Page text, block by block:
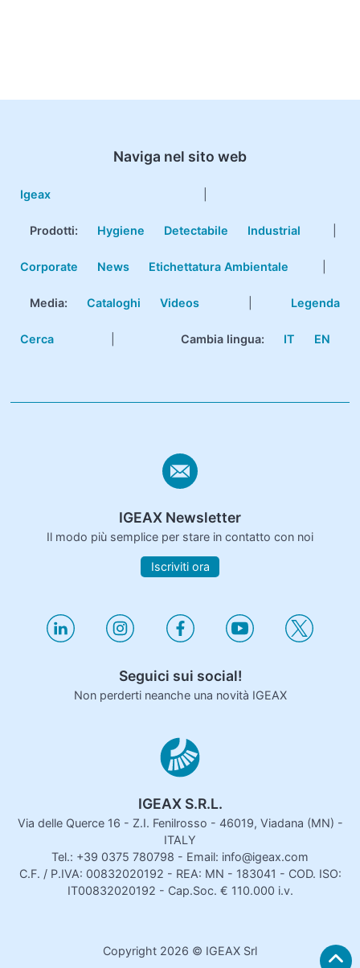
Naviga nel sito web
Igeax
Prodotti: Hygiene Detectabile Industrial
Corporate News Etichettatura Ambientale
Media: Cataloghi Videos Legenda
Cerca Cambia lingua: IT EN
IGEAX Newsletter
Il modo più semplice per stare in contatto con noi
Iscriviti ora
Seguici sui social!
Non perderti neanche una novità IGEAX
IGEAX S.R.L.
Via delle Querce 16 - Z.I. Fenilrosso - 46019, Viadana (MN) -
ITALY
Tel.: +39 0375 780798 - Email: info@igeax.com
C.F. / P.IVA: 00832020192 - REA: MN - 183041 - COD. ISO:
IT00832020192 - Cap.Soc. € 110.000 i.v.
Copyright 2026 © IGEAX Srl